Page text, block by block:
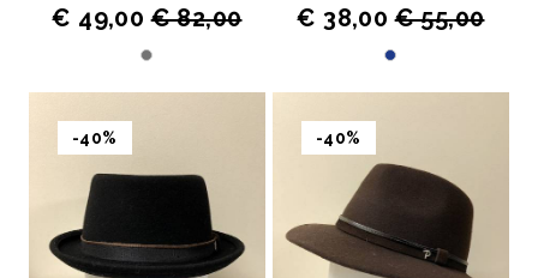
€ 49,00€ 82,00 € 38,00€ 55,00
-40% -40%